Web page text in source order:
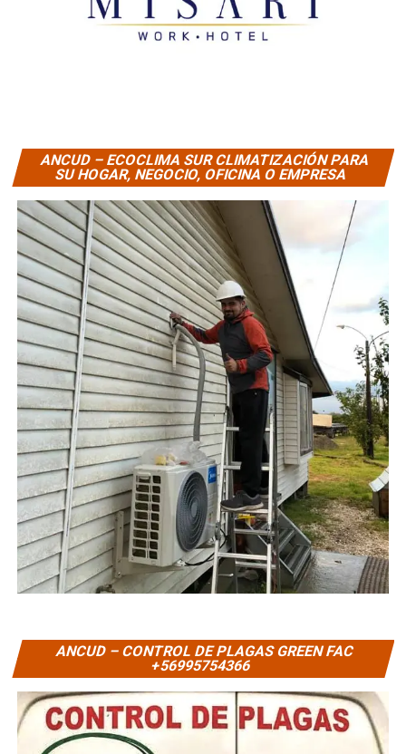
ANCUD – ECOCLIMA SUR CLIMATIZACIÓN PARA
SU HOGAR, NEGOCIO, OFICINA O EMPRESA
ANCUD – CONTROL DE PLAGAS GREEN FAC
+56995754366